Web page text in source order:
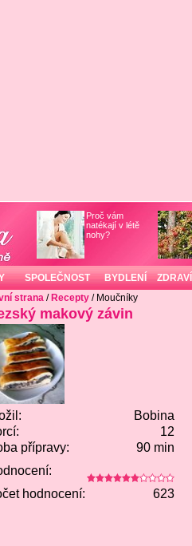
Proč vám
natékají v létě
nohy?
SPOLEČNOST BYDLENÍ ZDRAVÍ
strana / Recepty / Moučníky
makový závin
Bobina
12
přípravy:
90 min
hodnocení:
623